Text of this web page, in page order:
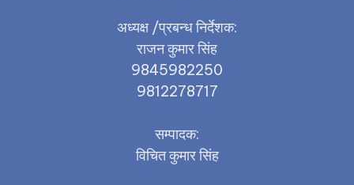
अध्यक्ष /प्रबन्ध निर्देशक:
राजन कुमार सिंह
9845982250
9812278717
सम्पादक:
विचित कुमार सिंह